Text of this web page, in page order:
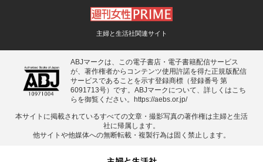
主婦と生活社関連サイト
ABJマークは、この電子書店・電子書籍配信サービス
が、著作権者からコンテンツ使用許諾を得た正規版配信
サービスであることを示す登録商標（登録番号 第
6091713号）です。ABJマークについて、詳しくはこち
らを御覧ください。
https://aebs.or.jp/
本サイトに掲載されているすべての⽂章・撮影写真の著作権は主婦と⽣活
社に帰属します。
他サイトや他媒体への無断転載・複製⾏為は固く禁⽌します。